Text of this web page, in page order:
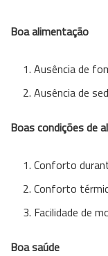
Boa alimentação
Ausência de
Ausência de
Boas condições de
Conforto
Conforto
Facilidade de
Boa saúde